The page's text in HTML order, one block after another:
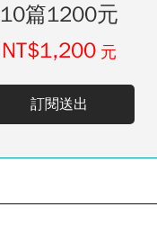
10篇1200元
NT$1,200 元
訂閱送出